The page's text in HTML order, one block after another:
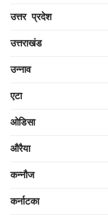
उत्तर प्रदेश
उत्तराखंड
उन्नाव
एटा
ओडिसा
औरैया
कन्नौज
कर्नाटका